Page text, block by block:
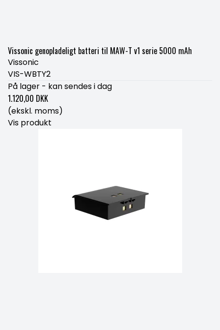
Vissonic genopladeligt batteri til MAW-T v1 serie 5000 mAh
Vissonic
VIS-WBTY2
På lager - kan sendes i dag
1.120,00 DKK
(ekskl. moms)
Vis produkt